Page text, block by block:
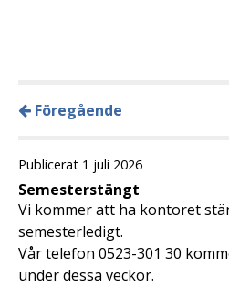
Föregående
Publicerat 1 juli 2026
Semesterstängt
Vi kommer att ha kontoret
semesterledigt.
Vår telefon 0523-301 30
under dessa veckor.